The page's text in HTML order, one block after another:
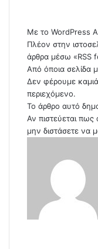
Με το WordPress
Πλέον στην
άρθρα μέσω «RSS
Από όποια σελίδα
Δεν φέρουμε
περιεχόμενο.
Το άρθρο αυτό
Αν πιστεύεται πως
μην διστάσετε να